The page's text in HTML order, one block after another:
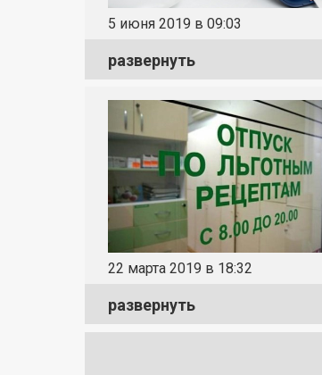
5 июня 2019 в 09:03
развернуть
22 марта 2019 в 18:32
развернуть